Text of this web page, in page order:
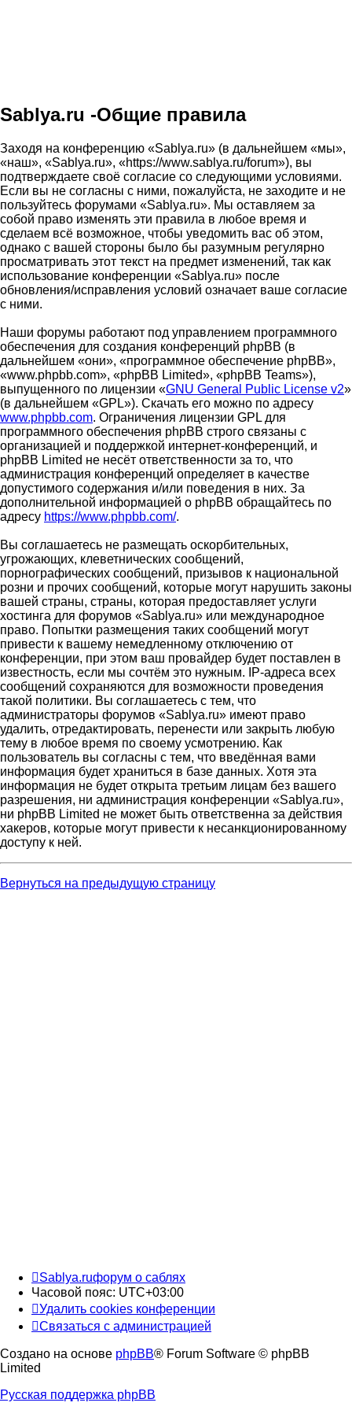
Sablya.ru -Общие правила
Заходя на конференцию «Sablya.ru» (в дальнейшем «мы»,
«наш», «Sablya.ru», «https://www.sablya.ru/forum»), вы
подтверждаете своё согласие со следующими условиями.
Если вы не согласны с ними, пожалуйста, не заходите и не
пользуйтесь форумами «Sablya.ru». Мы оставляем за
собой право изменять эти правила в любое время и
сделаем всё возможное, чтобы уведомить вас об этом,
однако с вашей стороны было бы разумным регулярно
просматривать этот текст на предмет изменений, так как
использование конференции «Sablya.ru» после
обновления/исправления условий означает ваше согласие
с ними.
Наши форумы работают под управлением программного
обеспечения для создания конференций phpBB (в
дальнейшем «они», «программное обеспечение phpBB»,
«www.phpbb.com», «phpBB Limited», «phpBB Teams»),
выпущенного по лицензии «GNU General Public License v2»
(в дальнейшем «GPL»). Скачать его можно по адресу
www.phpbb.com. Ограничения лицензии GPL для
программного обеспечения phpBB строго связаны с
организацией и поддержкой интернет-конференций, и
phpBB Limited не несёт ответственности за то, что
администрация конференций определяет в качестве
допустимого содержания и/или поведения в них. За
дополнительной информацией о phpBB обращайтесь по
адресу https://www.phpbb.com/.
Вы соглашаетесь не размещать оскорбительных,
угрожающих, клеветнических сообщений,
порнографических сообщений, призывов к национальной
розни и прочих сообщений, которые могут нарушить законы
вашей страны, страны, которая предоставляет услуги
хостинга для форумов «Sablya.ru» или международное
право. Попытки размещения таких сообщений могут
привести к вашему немедленному отключению от
конференции, при этом ваш провайдер будет поставлен в
известность, если мы сочтём это нужным. IP-адреса всех
сообщений сохраняются для возможности проведения
такой политики. Вы соглашаетесь с тем, что
администраторы форумов «Sablya.ru» имеют право
удалить, отредактировать, перенести или закрыть любую
тему в любое время по своему усмотрению. Как
пользователь вы согласны с тем, что введённая вами
информация будет храниться в базе данных. Хотя эта
информация не будет открыта третьим лицам без вашего
разрешения, ни администрация конференции «Sablya.ru»,
ни phpBB Limited не может быть ответственна за действия
хакеров, которые могут привести к несанкционированному
доступу к ней.
Вернуться на предыдущую страницу
Sablya.ruфорум о саблях
Часовой пояс: UTC+03:00
Удалить cookies конференции
Связаться с администрацией
Создано на основе phpBB® Forum Software © phpBB
Limited
Русская поддержка phpBB